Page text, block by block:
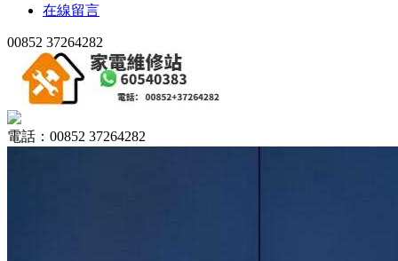
在線留言
00852 37264282
電話：00852 37264282